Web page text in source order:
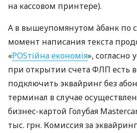
на кассовом принтере).
А в вышеупомянутом àбанк по
момент написания текста
«POSтійна економія», согласно
при открытии счета ФЛП есть
подключить эквайринг без
терминал в случае
бизнес-картой Голубая
тыс. грн. Комиссия за